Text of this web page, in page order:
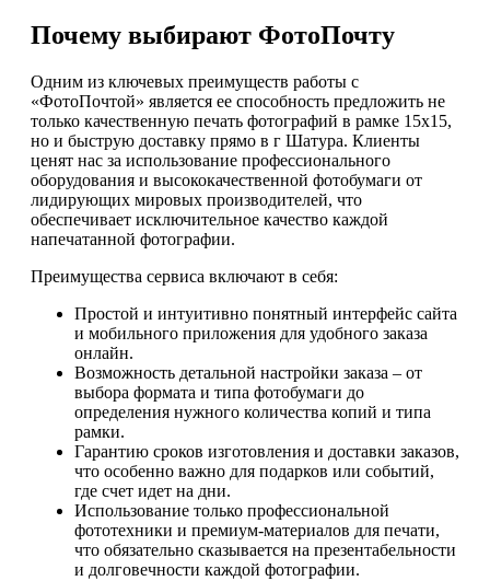
Почему выбирают ФотоПочту
Одним из ключевых преимуществ работы с
«ФотоПочтой» является ее способность предложить не
только качественную печать фотографий в рамке 15х15,
но и быструю доставку прямо в г Шатура. Клиенты
ценят нас за использование профессионального
оборудования и высококачественной фотобумаги от
лидирующих мировых производителей, что
обеспечивает исключительное качество каждой
напечатанной фотографии.
Преимущества сервиса включают в себя:
Простой и интуитивно понятный интерфейс сайта
и мобильного приложения для удобного заказа
онлайн.
Возможность детальной настройки заказа – от
выбора формата и типа фотобумаги до
определения нужного количества копий и типа
рамки.
Гарантию сроков изготовления и доставки заказов,
что особенно важно для подарков или событий,
где счет идет на дни.
Использование только профессиональной
фототехники и премиум-материалов для печати,
что обязательно сказывается на презентабельности
и долговечности каждой фотографии.